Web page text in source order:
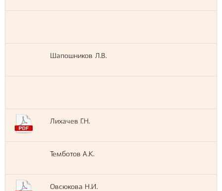
Шапошников Л.В.
Лихачев Г.Н.
Темботов А.К.
Овсюкова Н.И.